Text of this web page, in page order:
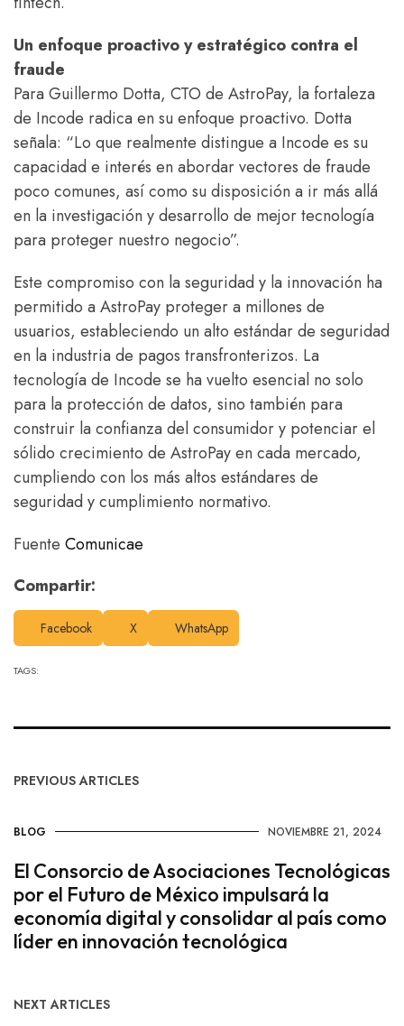
Un enfoque proactivo y estratégico contra el
fraude
Para Guillermo Dotta, CTO de AstroPay, la fortaleza
de Incode radica en su enfoque proactivo. Dotta
señala: “Lo que realmente distingue a Incode es su
capacidad e interés en abordar vectores de fraude
poco comunes, así como su disposición a ir más allá
en la investigación y desarrollo de mejor tecnología
para proteger nuestro negocio”.
Este compromiso con la seguridad y la innovación ha
permitido a AstroPay proteger a millones de
usuarios, estableciendo un alto estándar de seguridad
en la industria de pagos transfronterizos. La
tecnología de Incode se ha vuelto esencial no solo
para la protección de datos, sino también para
construir la confianza del consumidor y potenciar el
sólido crecimiento de AstroPay en cada mercado,
cumpliendo con los más altos estándares de
seguridad y cumplimiento normativo.
Fuente Comunicae
Compartir:
Facebook X WhatsApp
TAGS:
PREVIOUS ARTICLES
BLOG NOVIEMBRE 21, 2024
El Consorcio de Asociaciones Tecnológicas
por el Futuro de México impulsará la
economía digital y consolidar al país como
líder en innovación tecnológica
NEXT ARTICLES